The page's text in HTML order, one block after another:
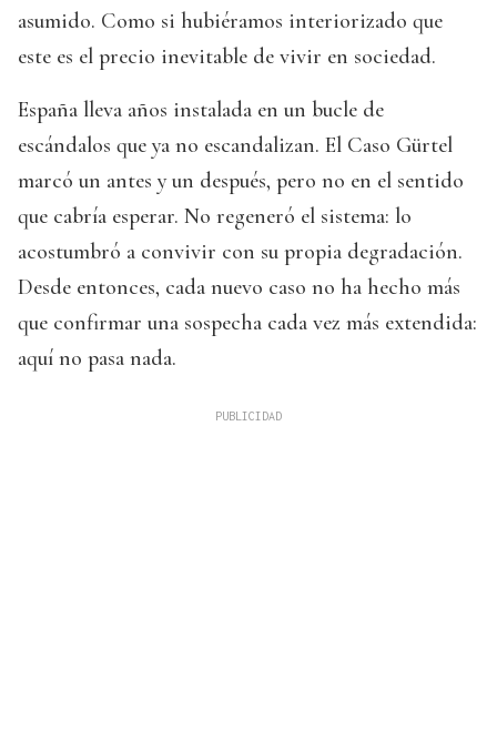
asumido. Como si hubiéramos interiorizado que
este es el precio inevitable de vivir en sociedad.
España lleva años instalada en un bucle de
escándalos que ya no escandalizan. El Caso Gürtel
marcó un antes y un después, pero no en el sentido
que cabría esperar. No regeneró el sistema: lo
acostumbró a convivir con su propia degradación.
Desde entonces, cada nuevo caso no ha hecho más
que confirmar una sospecha cada vez más extendida:
aquí no pasa nada.